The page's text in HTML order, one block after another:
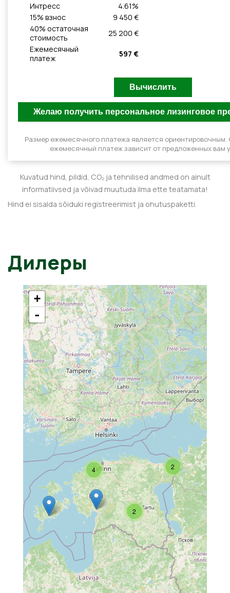
Интресс
4.61%
15% взнос
9 450 €
40% остаточная
стоимость
25 200 €
Ежемесячный
платеж
597 €
Размер ежемесячного платежа является
ежемесячный платеж зависит от предложенных вам
Kuvatud hind, pildid, CO₂ ja tehnilised andmed on ainult
informatiivsed ja võivad muutuda ilma ette teatamata!
Hind ei sisalda sõiduki registreerimist ja ohutuspaketti.
Дилеры
2
2
4
+
-